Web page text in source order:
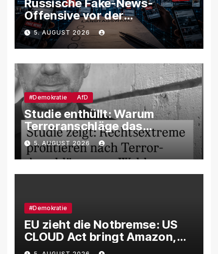
Russische Fake-News-
Offensive vor der
Landtagswahl – So soll
unsere Demokratie
manipuliert werden
5. AUGUST 2026
#Demokratie AfD
Studie enthüllt: Warum
Terroranschläge das
Wahlverhalten verändern –
und weshalb die AfD davon
besonders profitiert
5. AUGUST 2026
#Demokratie
EU zieht die Notbremse: US
CLOUD Act bringt Amazon,
Google und Microsoft massiv